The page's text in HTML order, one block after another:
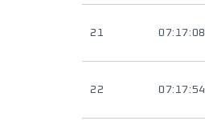
21 07:17:08
22 07:17:54